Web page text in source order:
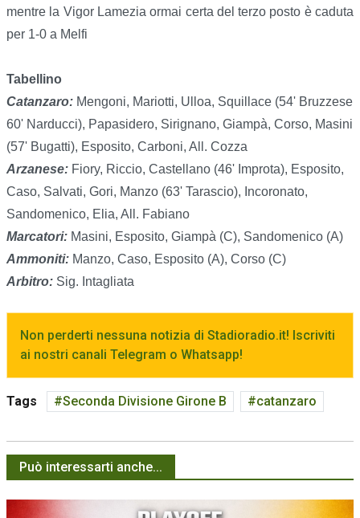
mentre la Vigor Lamezia ormai certa del terzo posto è caduta
per 1-0 a Melfi
Tabellino
Catanzaro: Mengoni, Mariotti, Ulloa, Squillace (54' Bruzzese
60' Narducci), Papasidero, Sirignano, Giampà, Corso, Masini
(57' Bugatti), Esposito, Carboni, All. Cozza
Arzanese: Fiory, Riccio, Castellano (46' Improta), Esposito,
Caso, Salvati, Gori, Manzo (63' Tarascio), Incoronato,
Sandomenico, Elia, All. Fabiano
Marcatori: Masini, Esposito, Giampà (C), Sandomenico (A)
Ammoniti: Manzo, Caso, Esposito (A), Corso (C)
Arbitro: Sig. Intagliata
Non perderti nessuna notizia di Stadioradio.it! Iscriviti
ai nostri canali Telegram o Whatsapp!
Tags Seconda Divisione Girone B catanzaro
Può interessarti anche...